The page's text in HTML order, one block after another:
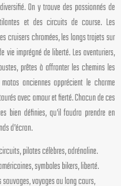
On y trouve des passionnés de
et des circuits de course. Les
cruisers chromées, les longs trajets sur
vie imprégné de liberté. Les aventuriers,
prêtes à affronter les chemins les
anciennes apprécient le charme
avec amour et fierté. Chacun de ces
bien définies, qu’il faudra prendre en
d’écran.
pilotes célèbres, adrénaline.
symboles bikers, liberté.
voyages au long cours,